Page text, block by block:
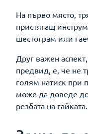
На първо място,
пристягащ
шестограм или
Друг важен
предвид, е, че не
голям натиск при
може да доведе
резбата на гайката.